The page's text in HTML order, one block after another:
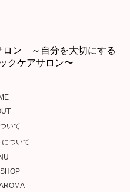
ロン ～自分を大切にする
クケアサロン〜
いて
ついて